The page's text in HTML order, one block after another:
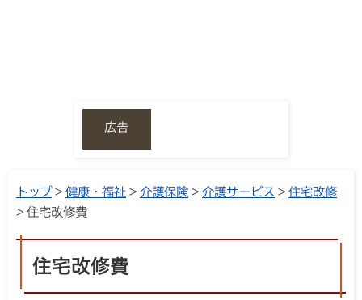
広告
トップ> 健康・福祉 > 介護保険 > 介護サービス > 住宅改修
> 住宅改修費
住宅改修費